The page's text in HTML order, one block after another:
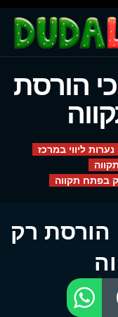
הורסת
נערות ליווי במרכז
בפתח תקווה
הורסת רק